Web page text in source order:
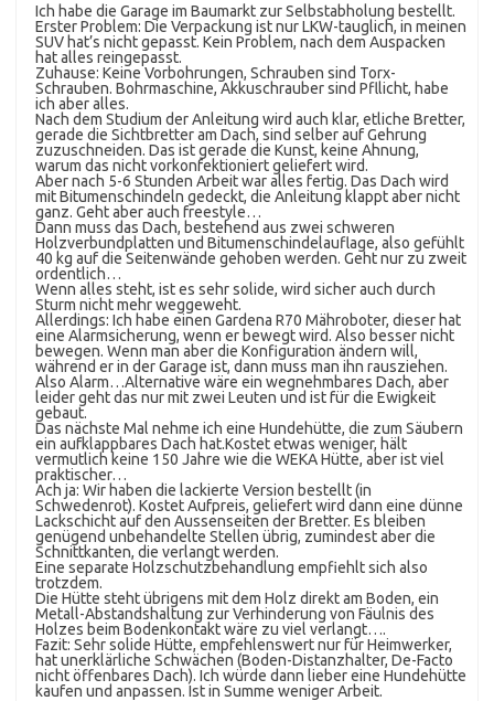
Ich habe die Garage im Baumarkt zur Selbstabholung bestellt.
Erster Problem: Die Verpackung ist nur LKW-tauglich, in meinen
SUV hat’s nicht gepasst. Kein Problem, nach dem Auspacken
hat alles reingepasst.
Zuhause: Keine Vorbohrungen, Schrauben sind Torx-
Schrauben. Bohrmaschine, Akkuschrauber sind Pfllicht, habe
ich aber alles.
Nach dem Studium der Anleitung wird auch klar, etliche Bretter,
gerade die Sichtbretter am Dach, sind selber auf Gehrung
zuzuschneiden. Das ist gerade die Kunst, keine Ahnung,
warum das nicht vorkonfektioniert geliefert wird.
Aber nach 5-6 Stunden Arbeit war alles fertig. Das Dach wird
mit Bitumenschindeln gedeckt, die Anleitung klappt aber nicht
ganz. Geht aber auch freestyle…
Dann muss das Dach, bestehend aus zwei schweren
Holzverbundplatten und Bitumenschindelauflage, also gefühlt
40 kg auf die Seitenwände gehoben werden. Geht nur zu zweit
ordentlich…
Wenn alles steht, ist es sehr solide, wird sicher auch durch
Sturm nicht mehr weggeweht.
Allerdings: Ich habe einen Gardena R70 Mähroboter, dieser hat
eine Alarmsicherung, wenn er bewegt wird. Also besser nicht
bewegen. Wenn man aber die Konfiguration ändern will,
während er in der Garage ist, dann muss man ihn rausziehen.
Also Alarm…Alternative wäre ein wegnehmbares Dach, aber
leider geht das nur mit zwei Leuten und ist für die Ewigkeit
gebaut.
Das nächste Mal nehme ich eine Hundehütte, die zum Säubern
ein aufklappbares Dach hat.Kostet etwas weniger, hält
vermutlich keine 150 Jahre wie die WEKA Hütte, aber ist viel
praktischer…
Ach ja: Wir haben die lackierte Version bestellt (in
Schwedenrot). Kostet Aufpreis, geliefert wird dann eine dünne
Lackschicht auf den Aussenseiten der Bretter. Es bleiben
genügend unbehandelte Stellen übrig, zumindest aber die
Schnittkanten, die verlangt werden.
Eine separate Holzschutzbehandlung empfiehlt sich also
trotzdem.
Die Hütte steht übrigens mit dem Holz direkt am Boden, ein
Metall-Abstandshaltung zur Verhinderung von Fäulnis des
Holzes beim Bodenkontakt wäre zu viel verlangt….
Fazit: Sehr solide Hütte, empfehlenswert nur für Heimwerker,
hat unerklärliche Schwächen (Boden-Distanzhalter, De-Facto
nicht öffenbares Dach). Ich würde dann lieber eine Hundehütte
kaufen und anpassen. Ist in Summe weniger Arbeit.